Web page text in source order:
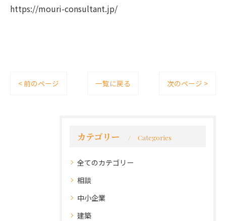
https://mouri-consultant.jp/
< 前のページ 一覧に戻る 次のページ >
カテゴリー Categories
全てのカテゴリー
相談
中小企業
建築